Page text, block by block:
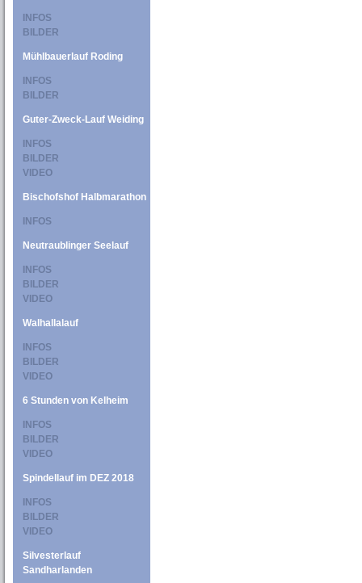
INFOS
BILDER
Mühlbauerlauf Roding
INFOS
BILDER
Guter-Zweck-Lauf Weiding
INFOS
BILDER
VIDEO
Bischofshof Halbmarathon
INFOS
Neutraublinger Seelauf
INFOS
BILDER
VIDEO
Walhallalauf
INFOS
BILDER
VIDEO
6 Stunden von Kelheim
INFOS
BILDER
VIDEO
Spindellauf im DEZ 2018
INFOS
BILDER
VIDEO
Silvesterlauf
Sandharlanden